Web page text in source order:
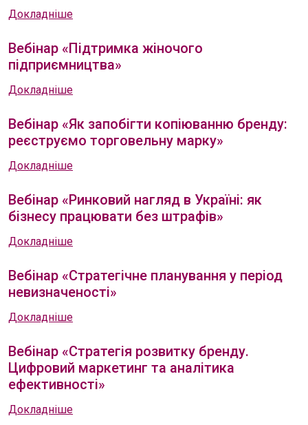
Докладніше
Вебінар «Підтримка жіночого
підприємництва»
Докладніше
Вебінар «Як запобігти копіюванню бренду:
реєструємо торговельну марку»
Докладніше
Вебінар «Ринковий нагляд в Україні: як
бізнесу працювати без штрафів»
Докладніше
Вебінар «Стратегічне планування у період
невизначеності»
Докладніше
Вебінар «Стратегія розвитку бренду.
Цифровий маркетинг та аналітика
ефективності»
Докладніше